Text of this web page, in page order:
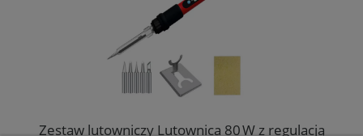
Zestaw lutowniczy Lutownica 80 W z regulacją